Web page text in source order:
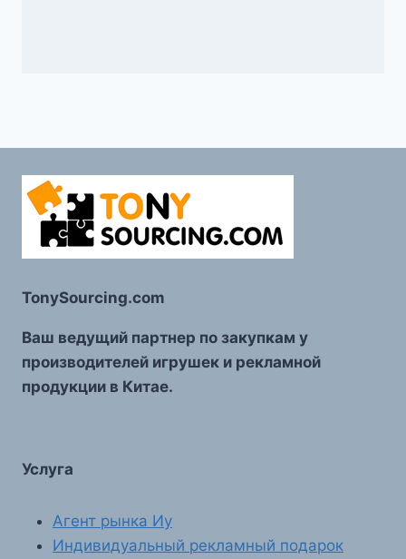
TonySourcing.com
Ваш ведущий партнер по закупкам у
производителей игрушек и рекламной
продукции в Китае.
Услуга
Агент рынка Иу
Индивидуальный рекламный подарок